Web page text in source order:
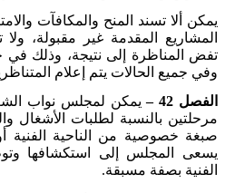
يمكن ألا تسند المنح والمكافآت
المشاريع المقدمة غير مقبولة،
تفض المناظرة إلى نتيجة، وذلك
وفي جميع الحالات يتم إعلام
الفصل 42 –
يمكن لمجلس نواب
مرحلتين بالنسبة لطلبات الأشغال
صبغة خصوصية من الناحية الفنية
يسعى المجلس إلى استكشافها
الفنية بصفة مسبقة.